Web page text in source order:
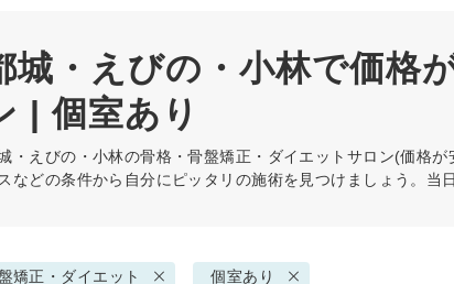
城・えびの・小林で価格
| 個室あり
・えびの・小林の骨格・骨盤矯正・ダイエット サロン(価格が
などの条件から自分にピッタリの施術を見つけましょう。当
矯正・ダイエット 個室あり